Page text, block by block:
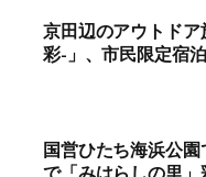
京田辺のアウトド
彩-」、市民限定宿
国営ひたち海浜公